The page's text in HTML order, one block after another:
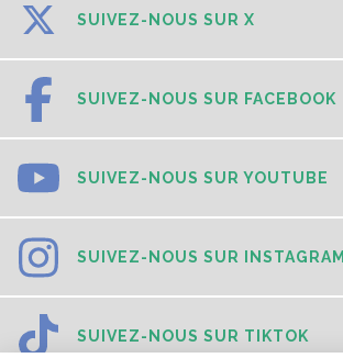
SUIVEZ-NOUS SUR X
SUIVEZ-NOUS SUR FACEBOOK
SUIVEZ-NOUS SUR YOUTUBE
SUIVEZ-NOUS SUR INSTAGRAM
SUIVEZ-NOUS SUR TIKTOK